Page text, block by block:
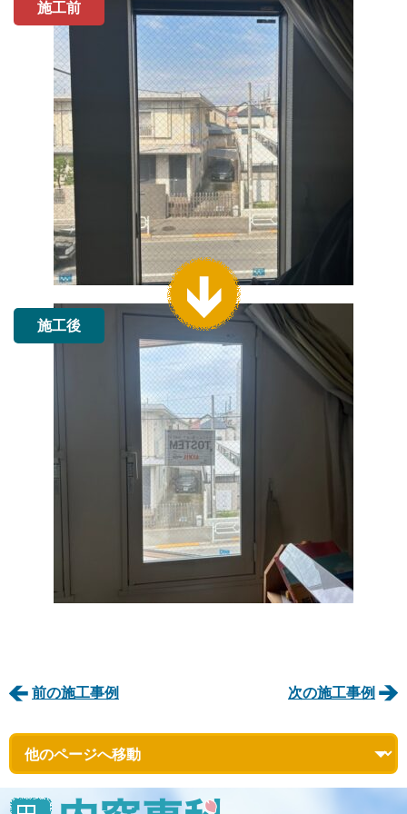
施工前
施工後
前の施工事例 次の施工事例